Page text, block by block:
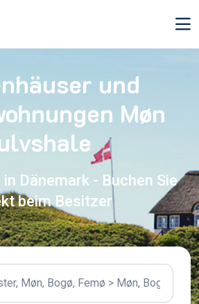
und
Møn
Dänemark - Buchen Sie
beim Besitzer